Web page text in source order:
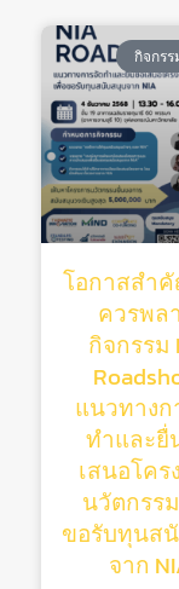
กิจกร
โอกาสสำ
ควรพล
กิจกรรม
แนวทางก
ทำและยื่
เสนอโคร
นวัตกรร
ขอรับทุนส
จาก